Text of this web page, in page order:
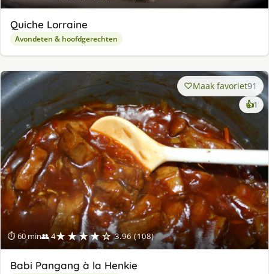
Quiche Lorraine
Avondeten & hoofdgerechten
⏱ 60 min👥 4★★★★☆ 3.96 (108)
Maak favoriet91
👍1
Babi Pangang à la Henkie